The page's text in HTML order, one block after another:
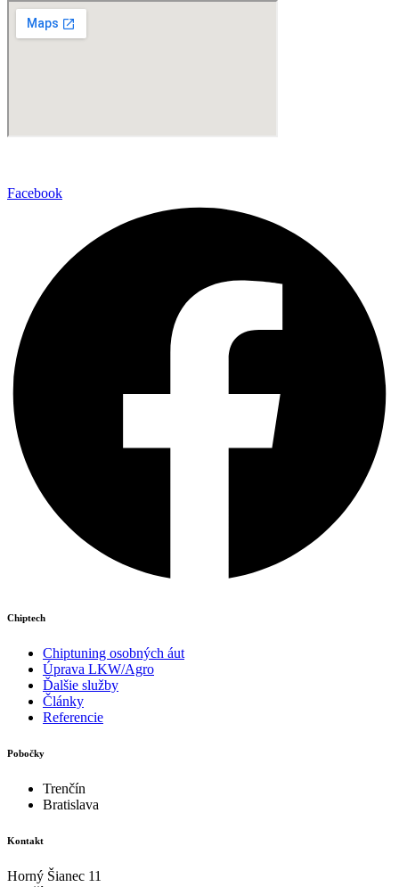
Facebook
Chiptech
Chiptuning osobných áut
Úprava LKW/Agro
Ďalšie služby
Články
Referencie
Pobočky
Trenčín
Bratislava
Kontakt
Horný Šianec 11